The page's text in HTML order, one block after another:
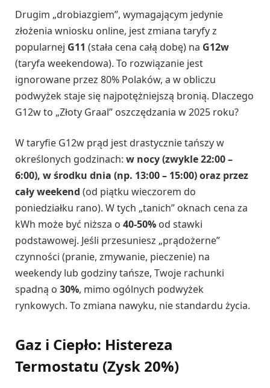
Drugim „drobiazgiem”, wymagającym jedynie
złożenia wniosku online, jest zmiana taryfy z
popularnej G11 (stała cena całą dobę) na G12w
(taryfa weekendowa). To rozwiązanie jest
ignorowane przez 80% Polaków, a w obliczu
podwyżek staje się najpotężniejszą bronią. Dlaczego
G12w to „Złoty Graal” oszczędzania w 2025 roku?
W taryfie G12w prąd jest drastycznie tańszy w
określonych godzinach: w nocy (zwykle 22:00 –
6:00), w środku dnia (np. 13:00 – 15:00) oraz przez
cały weekend (od piątku wieczorem do
poniedziałku rano). W tych „tanich” oknach cena za
kWh może być niższa o 40-50% od stawki
podstawowej. Jeśli przesuniesz „prądożerne”
czynności (pranie, zmywanie, pieczenie) na
weekendy lub godziny tańsze, Twoje rachunki
spadną o 30%, mimo ogólnych podwyżek
rynkowych. To zmiana nawyku, nie standardu życia.
Gaz i Ciepło: Histereza
Termostatu (Zysk 20%)